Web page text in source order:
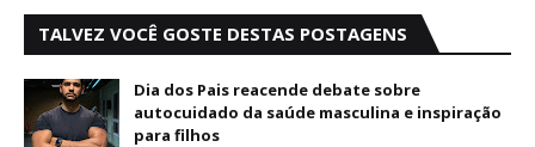
TALVEZ VOCÊ GOSTE DESTAS POSTAGENS
Dia dos Pais reacende debate sobre
autocuidado da saúde masculina e inspiração
para filhos